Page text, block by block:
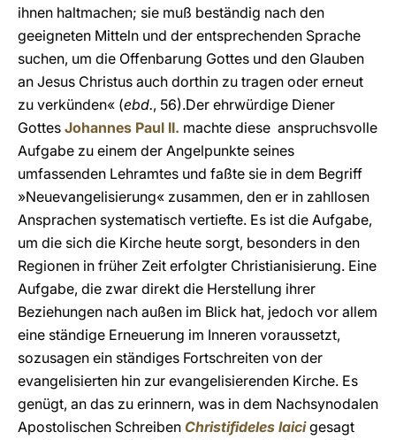
ihnen haltmachen; sie muß beständig nach den
geeigneten Mitteln und der entsprechenden Sprache
suchen, um die Offenbarung Gottes und den Glauben
an Jesus Christus auch dorthin zu tragen oder erneut
zu verkünden« (ebd., 56).Der ehrwürdige Diener
Gottes Johannes Paul II. machte diese anspruchsvolle
Aufgabe zu einem der Angelpunkte seines
umfassenden Lehramtes und faßte sie in dem Begriff
»Neuevangelisierung« zusammen, den er in zahllosen
Ansprachen systematisch vertiefte. Es ist die Aufgabe,
um die sich die Kirche heute sorgt, besonders in den
Regionen in früher Zeit erfolgter Christianisierung. Eine
Aufgabe, die zwar direkt die Herstellung ihrer
Beziehungen nach außen im Blick hat, jedoch vor allem
eine ständige Erneuerung im Inneren voraussetzt,
sozusagen ein ständiges Fortschreiten von der
evangelisierten hin zur evangelisierenden Kirche. Es
genügt, an das zu erinnern, was in dem Nachsynodalen
Apostolischen Schreiben Christifideles laici gesagt